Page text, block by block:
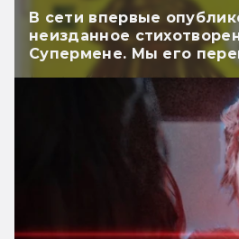
В сети впервые
неизданное
Супермене. Мы его